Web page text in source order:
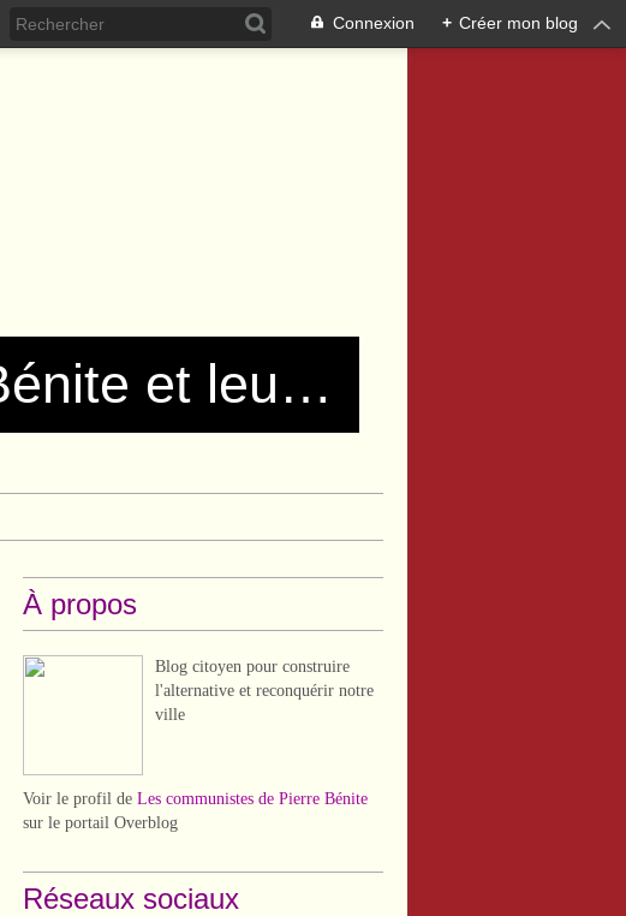
Connexion + Créer mon blog
Les communistes de Pierre Bénite et leurs amis !
À propos
Blog citoyen pour construire
l'alternative et reconquérir notre
ville
Voir le profil de Les communistes de Pierre Bénite
sur le portail Overblog
Réseaux sociaux